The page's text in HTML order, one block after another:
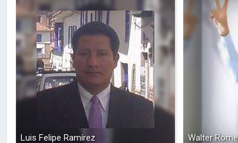
Luis Felipe Ramírez Walter